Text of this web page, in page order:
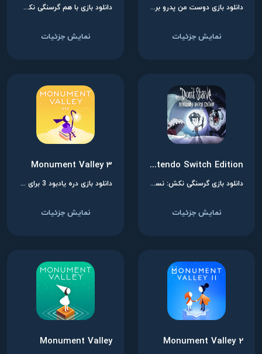
دانلود بازی دوست من پدرو برای نینتندو سوییچ
نمایش جزئیات
دانلود بازی با هم گرسنگی نکشید برای نینتندو سوییچ
نمایش جزئیات
Don’t Starve: Nintendo Switch Edition
دانلود بازی گرسنگی نکش: نسخه نینتندو سوییچ برای نینتندو سوییچ
نمایش جزئیات
Monument Valley 3
دانلود بازی دره یادبود 3 برای نینتندو سوییچ
نمایش جزئیات
Monument Valley 2
Monument Valley